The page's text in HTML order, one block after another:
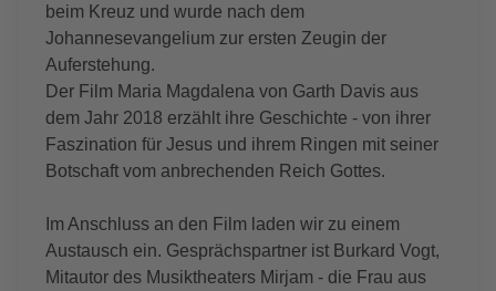
beim Kreuz und wurde nach dem
Johannesevangelium zur ersten Zeugin der
Auferstehung.
Der Film Maria Magdalena von Garth Davis aus
dem Jahr 2018 erzählt ihre Geschichte - von ihrer
Faszination für Jesus und ihrem Ringen mit seiner
Botschaft vom anbrechenden Reich Gottes.
Im Anschluss an den Film laden wir zu einem
Austausch ein. Gesprächspartner ist Burkard Vogt,
Mitautor des Musiktheaters Mirjam - die Frau aus